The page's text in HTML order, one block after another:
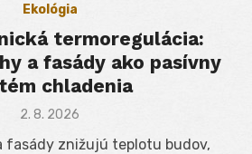
Ekológia
termoregulácia:
a fasády ako pasívny
chladenia
Posted
2. 8. 2026
fasády znižujú teplotu budov,